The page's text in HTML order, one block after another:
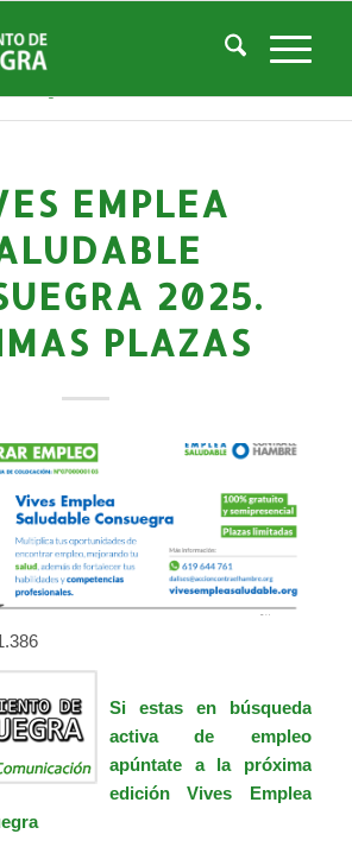
/ Noticias
Empresas y Desarrollo Local
EMPLEA
2025.
PLAZAS
Si estas en búsqueda
activa de empleo
apúntate a la próxima
edición Vives Emplea